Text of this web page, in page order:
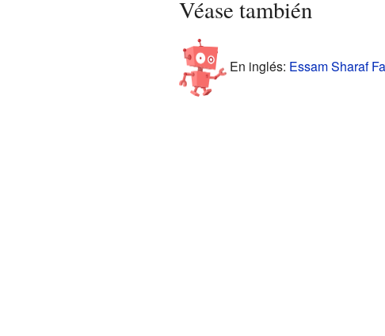
Véase también
En inglés: Essam Sharaf